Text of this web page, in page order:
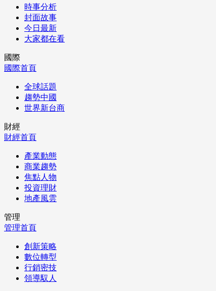
時事分析
封面故事
今日最新
大家都在看
國際
國際首頁
全球話題
趨勢中國
世界新台商
財經
財經首頁
產業動態
商業趨勢
焦點人物
投資理財
地產風雲
管理
管理首頁
創新策略
數位轉型
行銷密技
領導馭人